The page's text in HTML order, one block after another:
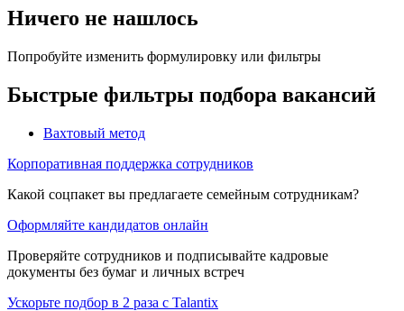
Ничего не нашлось
Попробуйте изменить формулировку или фильтры
Быстрые фильтры подбора вакансий
Вахтовый метод
Корпоративная поддержка сотрудников
Какой соцпакет вы предлагаете семейным сотрудникам?
Оформляйте кандидатов онлайн
Проверяйте сотрудников и подписывайте кадровые
документы без бумаг и личных встреч
Ускорьте подбор в 2 раза с Talantix